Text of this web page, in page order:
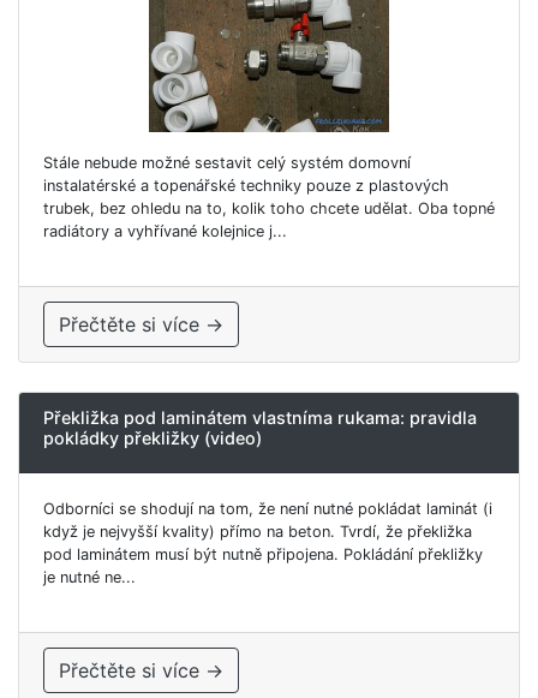
Stále nebude možné sestavit celý systém domovní
instalatérské a topenářské techniky pouze z plastových
trubek, bez ohledu na to, kolik toho chcete udělat. Oba topné
radiátory a vyhřívané kolejnice j...
Přečtěte si více →
Překližka pod laminátem vlastníma rukama: pravidla
pokládky překližky (video)
Odborníci se shodují na tom, že není nutné pokládat laminát (i
když je nejvyšší kvality) přímo na beton. Tvrdí, že překližka
pod laminátem musí být nutně připojena. Pokládání překližky
je nutné ne...
Přečtěte si více →